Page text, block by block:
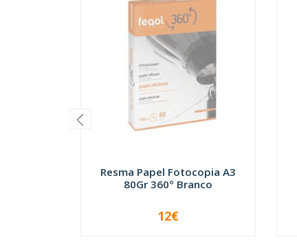
Resma Papel Fotocopia A3
80Gr 360º Branco
INDISPONÍVEL
12€